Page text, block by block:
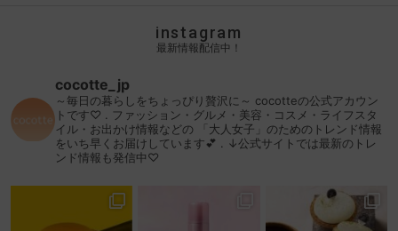
instagram
最新情報配信中！
cocotte_jp
～毎日の暮らしをちょっぴり贅沢に～ cocotteの公式アカウン
トです♡
ファッション・グルメ・美容・コスメ・ライフスタ
イル・お出かけ情報などの 「大人女子」のためのトレンド情報
をいち早くお届けしています💕
↓公式サイトでは最新のトレ
ンド情報も発信中♡